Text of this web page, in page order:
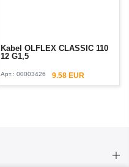
Kabel OLFLEX CLASSIC 110
12 G1,5
Арт.: 00003426 9.58 EUR